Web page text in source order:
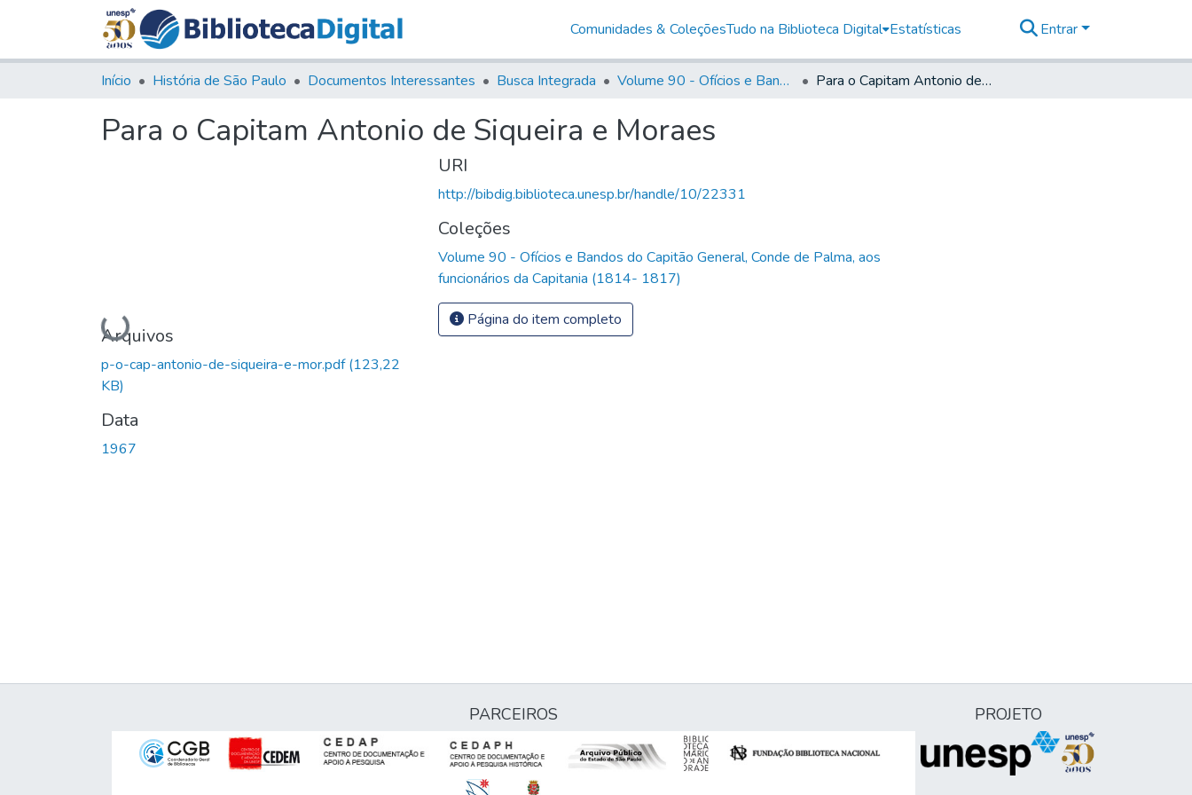
Comunidades & ColeçõesTudo na Biblioteca Digital Estatísticas Entrar
Início História de São Paulo Documentos Interessantes Busca Integrada Volume 90 - Ofícios e Bandos do Capitão General, Conde de Palma, aos funcionários da Capitania (1814- 1817) Para o Capitam Antonio de Siqueira e Moraes
Para o Capitam Antonio de Siqueira e Moraes
Carregando...
Arquivos
p-o-cap-antonio-de-siqueira-e-mor.pdf(123,22
KB)
Data
1967
URI
http://bibdig.biblioteca.unesp.br/handle/10/22331
Coleções
Volume 90 - Ofícios e Bandos do Capitão General, Conde de Palma, aos
funcionários da Capitania (1814- 1817)
Página do item completo
PARCEIROS PROJETO